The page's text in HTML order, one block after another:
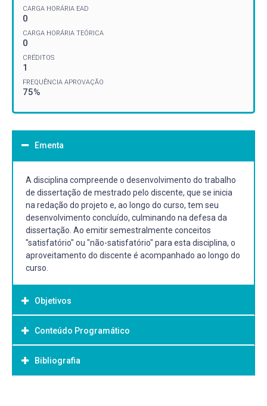
CARGA HORÁRIA EAD
0
CARGA HORÁRIA TEÓRICA
0
CRÉDITOS
1
FREQUÊNCIA APROVAÇÃO
75%
Ementa
A disciplina compreende o desenvolvimento do trabalho
de dissertação de mestrado pelo discente, que se inicia
na redação do projeto e, ao longo do curso, tem seu
desenvolvimento concluído, culminando na defesa da
dissertação. Ao emitir semestralmente conceitos
"satisfatório" ou "não-satisfatório" para esta disciplina, o
aproveitamento do discente é acompanhado ao longo do
curso.
Objetivos
Objetivo Geral:
A disciplina compreende o desenvolvimento do trabalho
de dissertação de mestrado pelo discente, que se inicia na
Conteúdo Programático
Desenvolvimento da dissertação
Bibliografia